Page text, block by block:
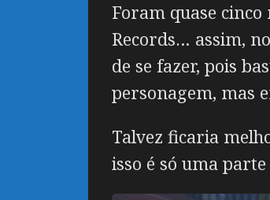
Foram quase
Records… assim,
de se fazer, pois
personagem, mas
Talvez ficaria
isso é só uma